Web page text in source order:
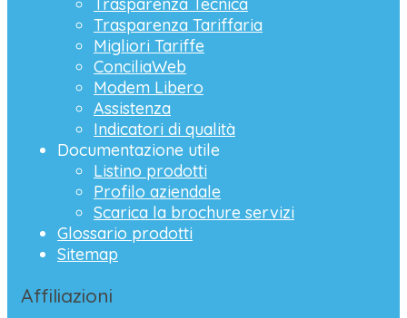
Trasparenza Tecnica
Trasparenza Tariffaria
Migliori Tariffe
ConciliaWeb
Modem Libero
Assistenza
Indicatori di qualità
Documentazione utile
Listino prodotti
Profilo aziendale
Scarica la brochure servizi
Glossario prodotti
Sitemap
Affiliazioni